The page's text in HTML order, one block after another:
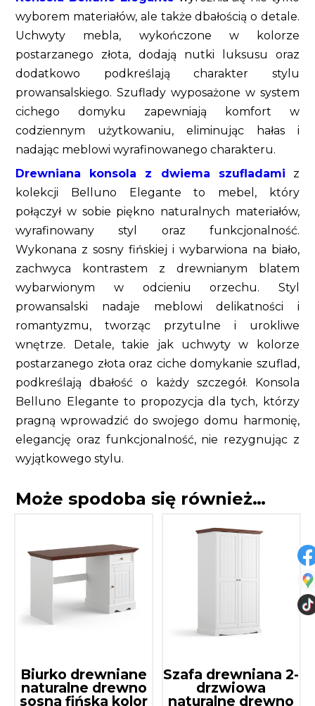
wyborem materiałów, ale także dbałością o detale.
Uchwyty mebla, wykończone w kolorze
postarzanego złota, dodają nutki luksusu oraz
dodatkowo podkreślają charakter stylu
prowansalskiego. Szuflady wyposażone w system
cichego domyku zapewniają komfort w
codziennym użytkowaniu, eliminując hałas i
nadając meblowi wyrafinowanego charakteru.
Drewniana konsola z dwiema szufladami z
kolekcji Belluno Elegante to mebel, który
połączył w sobie piękno naturalnych materiałów,
wyrafinowany styl oraz funkcjonalność.
Wykonana z sosny fińskiej i wybarwiona na biało,
zachwyca kontrastem z drewnianym blatem
wybarwionym w odcieniu orzechu. Styl
prowansalski nadaje meblowi delikatności i
romantyzmu, tworząc przytulne i urokliwe
wnętrze. Detale, takie jak uchwyty w kolorze
postarzanego złota oraz ciche domykanie szuflad,
podkreślają dbałość o każdy szczegół. Konsola
Belluno Elegante to propozycja dla tych, którzy
pragną wprowadzić do swojego domu harmonię,
elegancję oraz funkcjonalność, nie rezygnując z
wyjątkowego stylu.
Może spodoba się również…
Biurko drewniane
naturalne drewno
sosna fińska kolor
Szafa drewniana 2-
drzwiowa
naturalne drewno